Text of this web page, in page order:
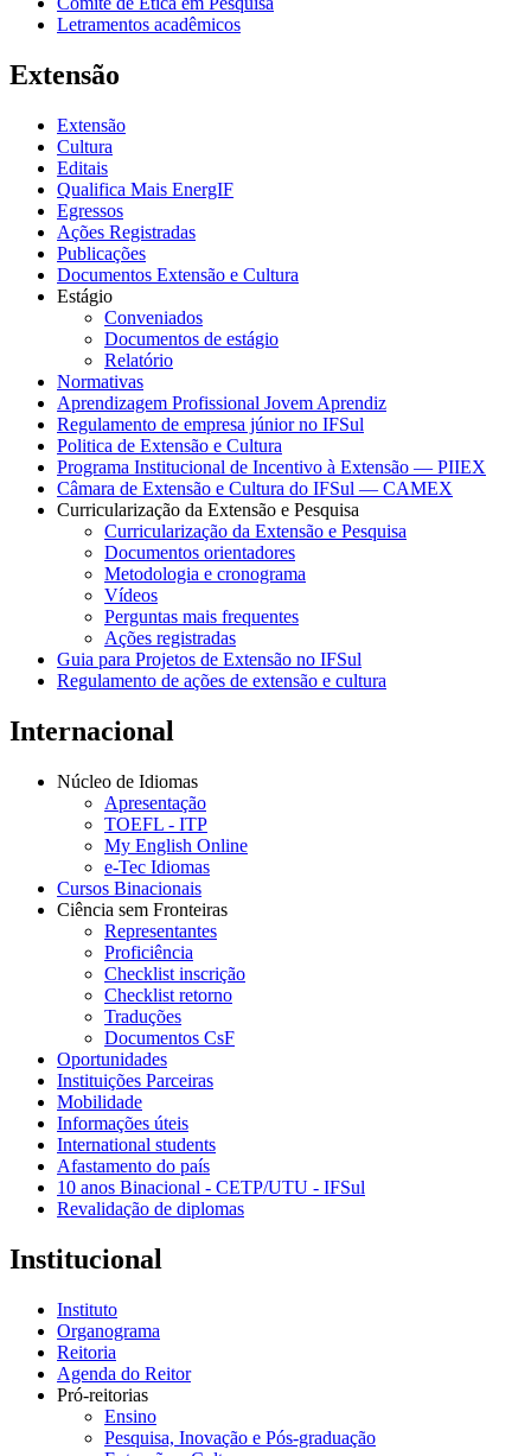
Letramentos acadêmicos
Extensão
Extensão
Cultura
Editais
Qualifica Mais EnergIF
Egressos
Ações Registradas
Publicações
Documentos Extensão e Cultura
Estágio
Conveniados
Documentos de estágio
Relatório
Normativas
Aprendizagem Profissional Jovem Aprendiz
Regulamento de empresa júnior no IFSul
Politica de Extensão e Cultura
Programa Institucional de Incentivo à Extensão — PIIEX
Câmara de Extensão e Cultura do IFSul — CAMEX
Curricularização da Extensão e Pesquisa
Curricularização da Extensão e Pesquisa
Documentos orientadores
Metodologia e cronograma
Vídeos
Perguntas mais frequentes
Ações registradas
Guia para Projetos de Extensão no IFSul
Regulamento de ações de extensão e cultura
Internacional
Núcleo de Idiomas
Apresentação
TOEFL - ITP
My English Online
e-Tec Idiomas
Cursos Binacionais
Ciência sem Fronteiras
Representantes
Proficiência
Checklist inscrição
Checklist retorno
Traduções
Documentos CsF
Oportunidades
Instituições Parceiras
Mobilidade
Informações úteis
International students
Afastamento do país
10 anos Binacional - CETP/UTU - IFSul
Revalidação de diplomas
Institucional
Instituto
Organograma
Reitoria
Agenda do Reitor
Pró-reitorias
Ensino
Pesquisa, Inovação e Pós-graduação